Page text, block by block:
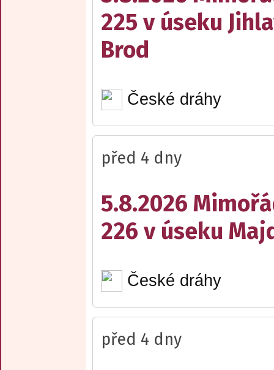
225 v úseku
Brod
České dráhy
před 4 dny
5.8.2026
226 v úseku
České dráhy
před 4 dny